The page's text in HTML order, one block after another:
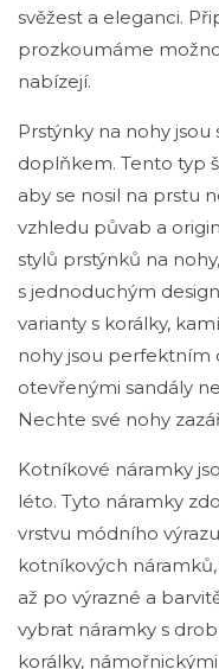
svěžest a eleganci.
prozkoumáme
nabízejí.
Prstýnky na nohy
doplňkem. Tento typ
aby se nosil na prstu
vzhledu půvab a
stylů prstýnků na
s jednoduchým
varianty s korálky,
nohy jsou perfektním
otevřenými sandály
Nechte své nohy
Kotníkové náramky
léto. Tyto náramky
vrstvu módního
kotníkových
až po výrazné a
vybrat náramky s
korálky,